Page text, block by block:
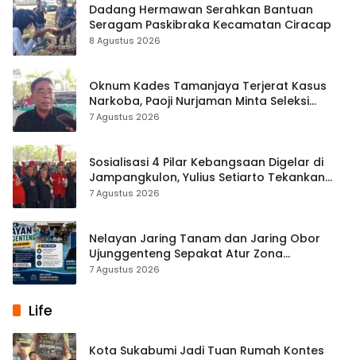
Dadang Hermawan Serahkan Bantuan
Seragam Paskibraka Kecamatan Ciracap
8 Agustus 2026
Oknum Kades Tamanjaya Terjerat Kasus
Narkoba, Paoji Nurjaman Minta Seleksi
Calon Kades Diperketat
7 Agustus 2026
Sosialisasi 4 Pilar Kebangsaan Digelar di
Jampangkulon, Yulius Setiarto Tekankan
Pentingnya Persatuan
7 Agustus 2026
Nelayan Jaring Tanam dan Jaring Obor
Ujunggenteng Sepakat Atur Zona
Penangkapan
7 Agustus 2026
Life
Kota Sukabumi Jadi Tuan Rumah Kontes